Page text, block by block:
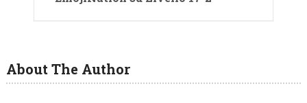
About The Author